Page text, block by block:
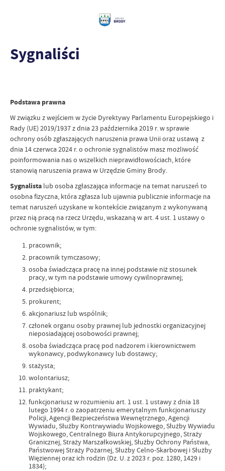
Sygnaliści
Podstawa prawna
W związku z wejściem w życie Dyrektywy Parlamentu Europejskiego i
Rady (UE) 2019/1937 z dnia 23 października 2019 r. w sprawie
ochrony osób zgłaszających naruszenia prawa Unii oraz ustawą z
dnia 14 czerwca 2024 r. o ochronie sygnalistów masz możliwość
poinformowania nas o wszelkich nieprawidłowościach, które
stanowią naruszenia prawa w Urzędzie Gminy Brody.
Sygnalista lub osoba zgłaszająca informacje na temat naruszeń to
osobna fizyczna, która zgłasza lub ujawnia publicznie informacje na
temat naruszeń uzyskane w kontekście związanym z wykonywaną
przez nią pracą na rzecz Urzędu, wskazaną w art. 4 ust. 1 ustawy o
ochronie sygnalistów, w tym:
pracownik;
pracownik tymczasowy;
osoba świadcząca pracę na innej podstawie niż stosunek
pracy, w tym na podstawie umowy cywilnoprawnej;
przedsiębiorca;
prokurent;
akcjonariusz lub wspólnik;
członek organu osoby prawnej lub jednostki organizacyjnej
nieposiadającej osobowości prawnej;
osoba świadcząca pracę pod nadzorem i kierownictwem
wykonawcy, podwykonawcy lub dostawcy;
stażysta;
wolontariusz;
praktykant;
funkcjonariusz w rozumieniu art. 1 ust. 1 ustawy z dnia 18
lutego 1994 r. o zaopatrzeniu emerytalnym funkcjonariuszy
Policji, Agencji Bezpieczeństwa Wewnętrznego, Agencji
Wywiadu, Służby Kontrwywiadu Wojskowego, Służby Wywiadu
Wojskowego, Centralnego Biura Antykorupcyjnego, Straży
Granicznej, Straży Marszałkowskiej, Służby Ochrony Państwa,
Państwowej Straży Pożarnej, Służby Celno-Skarbowej i Służby
Więziennej oraz ich rodzin (Dz. U. z 2023 r. poz. 1280, 1429 i
1834);